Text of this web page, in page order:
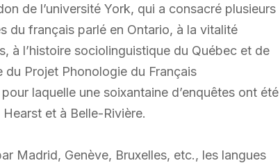
de l’université York, qui a consacré plusieurs
du français parlé en Ontario, à la vitalité
à l’histoire sociolinguistique du Québec et de
du Projet Phonologie du Français
laquelle une soixantaine d’enquêtes ont été
et à Belle-Rivière.
Madrid, Genève, Bruxelles, etc., les langues